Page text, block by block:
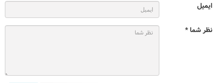
ایمیل
نظر شما *